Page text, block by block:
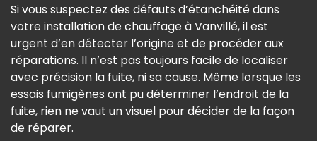
Si vous suspectez des défauts d’étanchéité dans
votre installation de chauffage à Vanvillé, il est
urgent d’en détecter l’origine et de procéder aux
réparations. Il n’est pas toujours facile de localiser
avec précision la fuite, ni sa cause. Même lorsque les
essais fumigènes ont pu déterminer l’endroit de la
fuite, rien ne vaut un visuel pour décider de la façon
de réparer.